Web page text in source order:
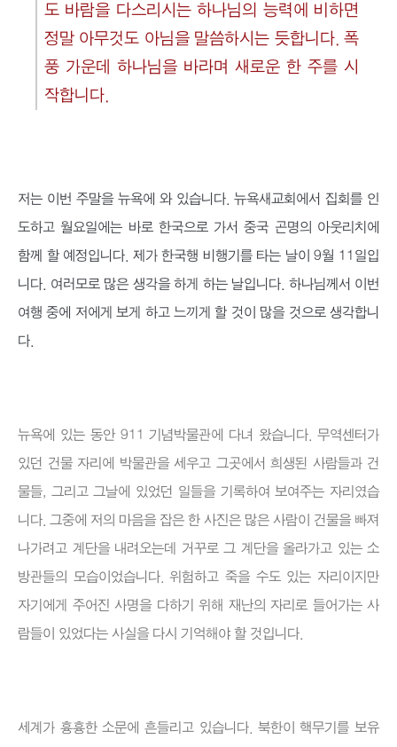
도 바람을 다스리시는 하나님의 능력에 비하면
정말 아무것도 아님을 말씀하시는 듯합니다. 폭
풍 가운데 하나님을 바라며 새로운 한 주를 시
작합니다.
저는 이번 주말을 뉴욕에 와 있습니다. 뉴욕새교회에서 집회를 인
도하고 월요일에는 바로 한국으로 가서 중국 곤명의 아웃리치에
함께 할 예정입니다. 제가 한국행 비행기를 타는 날이 9월 11일입
니다. 여러모로 많은 생각을 하게 하는 날입니다. 하나님께서 이번
여행 중에 저에게 보게 하고 느끼게 할 것이 많을 것으로 생각합니
다.
뉴욕에 있는 동안 911 기념박물관에 다녀 왔습니다. 무역센터가
있던 건물 자리에 박물관을 세우고 그곳에서 희생된 사람들과 건
물들, 그리고 그날에 있었던 일들을 기록하여 보여주는 자리였습
니다. 그중에 저의 마음을 잡은 한 사진은 많은 사람이 건물을 빠져
나가려고 계단을 내려오는데 거꾸로 그 계단을 올라가고 있는 소
방관들의 모습이었습니다. 위험하고 죽을 수도 있는 자리이지만
자기에게 주어진 사명을 다하기 위해 재난의 자리로 들어가는 사
람들이 있었다는 사실을 다시 기억해야 할 것입니다.
세계가 흉흉한 소문에 흔들리고 있습니다. 북한이 핵무기를 보유